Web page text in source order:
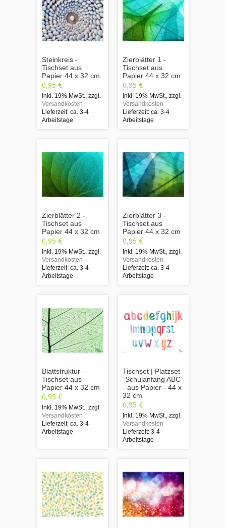
Steinkreis -
Tischset aus
Papier 44 x 32 cm
0,95 €
Inkl. 19% MwSt., zzgl.
Versandkosten
Lieferzeit: ca. 3-4
Arbeitstage
Zierblätter 1 -
Tischset aus
Papier 44 x 32 cm
0,95 €
Inkl. 19% MwSt., zzgl.
Versandkosten
Lieferzeit: ca. 3-4
Arbeitstage
Zierblätter 2 -
Tischset aus
Papier 44 x 32 cm
0,95 €
Inkl. 19% MwSt., zzgl.
Versandkosten
Lieferzeit: ca. 3-4
Arbeitstage
Zierblätter 3 -
Tischset aus
Papier 44 x 32 cm
0,95 €
Inkl. 19% MwSt., zzgl.
Versandkosten
Lieferzeit: ca. 3-4
Arbeitstage
Blattstruktur -
Tischset aus
Papier 44 x 32 cm
0,95 €
Inkl. 19% MwSt., zzgl.
Versandkosten
Lieferzeit: ca. 3-4
Arbeitstage
Tischset | Platzset
-Schulanfang ABC
- aus Papier - 44 x
32 cm
0,95 €
Inkl. 19% MwSt., zzgl.
Versandkosten
Lieferzeit: 3-4
Arbeitstage